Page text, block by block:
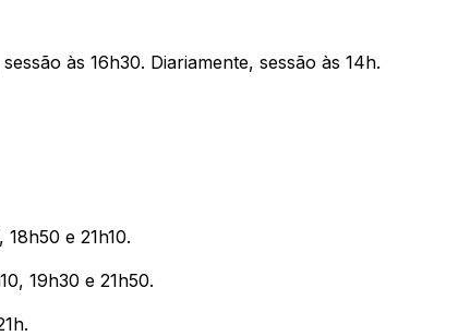
às 16h30. Diariamente, sessão às 14h.
e 21h10.
19h30 e 21h50.